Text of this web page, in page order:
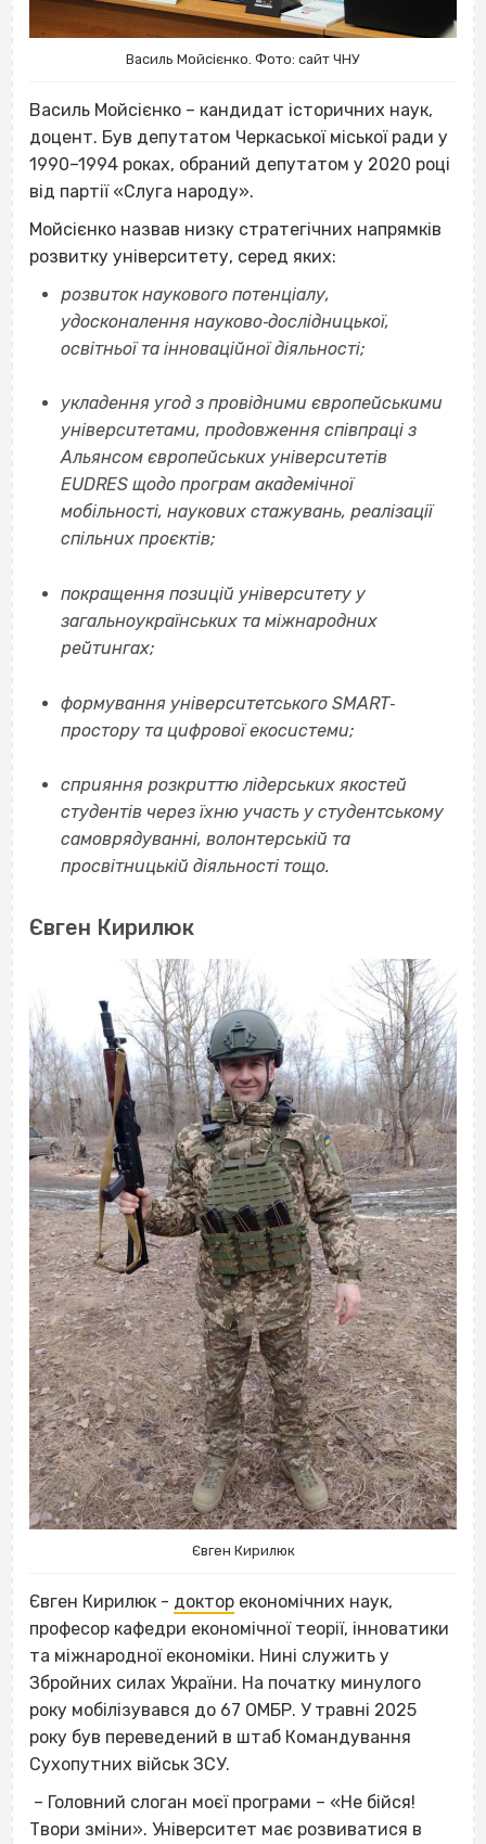
Василь Мойсієнко. Фото: сайт ЧНУ
Василь Мойсієнко – кандидат історичних наук,
доцент. Був депутатом Черкаської міської ради у
1990–1994 роках, обраний депутатом у 2020 році
від партії «Слуга народу».
Мойсієнко назвав низку стратегічних напрямків
розвитку університету, серед яких:
розвиток наукового потенціалу,
удосконалення науково‐дослідницької,
освітньої та інноваційної діяльності;
укладення угод з провідними європейськими
університетами, продовження співпраці з
Альянсом європейських університетів
EUDRES щодо програм академічної
мобільності, наукових стажувань, реалізації
спільних проєктів;
покращення позицій університету у
загальноукраїнських та міжнародних
рейтингах;
формування університетського SMART‐
простору та цифрової екосистеми;
сприяння розкриттю лідерських якостей
студентів через їхню участь у студентському
самоврядуванні, волонтерській та
просвітницькій діяльності тощо.
Євген Кирилюк
Євген Кирилюк
Євген Кирилюк - доктор економічних наук,
професор кафедри економічної теорії, інноватики
та міжнародної економіки. Нині служить у
Збройних силах України. На початку минулого
року мобілізувався до 67 ОМБР. У травні 2025
року був переведений в штаб Командування
Сухопутних військ ЗСУ.
– Головний слоган моєї програми – «Не бійся!
Твори зміни». Університет має розвиватися в